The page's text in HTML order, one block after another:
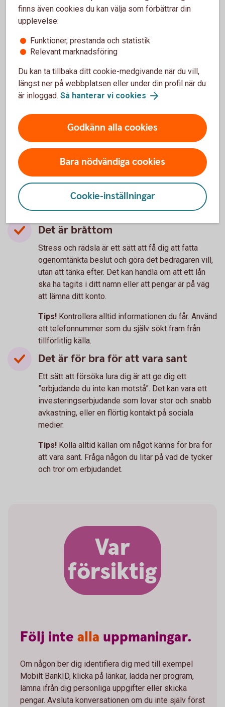
skyddadigmotbedragarna.
3 vanliga varningstecken på
bedrägerier
Oväntad kontakt
Oväntade kontakter som ser ut att komma från
välkända företag, myndigheter eller någon du
känner är ett vanligt försök att lura dig. Bedragare
använder falska avsändare för att skapa
trovärdighet och övertyga dig.
Agera aldrig snabbt, ta dig tid, tänk efter och
kontrollera avsändaren.
Det är bråttom
Stress och rädsla är ett sätt att få dig att fatta
ogenomtänkta beslut och göra det bedragaren vill,
utan att tänka efter. Det kan handla om att ett lån
ska ha tagits i ditt namn eller att pengar är på väg
att lämna ditt konto.
Tips! Kontrollera alltid informationen du får. Använd
ett telefonnummer som du själv sökt fram från
tillförlitlig källa.
Det är för bra för att vara sant
Ett sätt att försöka lura dig är att ge dig ett
”erbjudande du inte kan motstå”. Det kan vara ett
investeringserbjudande som lovar stor och snabb
avkastning, eller en flörtig kontakt på sociala
medier.
Tips! Kolla alltid källan om något känns för bra för
att vara sant. Fråga någon du litar på vad de tycker
och tror om erbjudandet.
Var
försiktig
Följ inte alla uppmaningar.
Om någon ber dig identifiera dig med till exempel
Mobilt BankID, klicka på länkar, ladda ner program,
lämna ifrån dig personliga uppgifter eller skicka
pengar. Avsluta konversationen om du inte själv först
finns även cookies du kan välja som förbättrar din
upplevelse:
Funktioner, prestanda och statistik
Relevant marknadsföring
Du kan ta tillbaka ditt cookie-medgivande när du vill,
längst ner på webbplatsen eller under din profil när du
är inloggad. Så hanterar vi cookies
Godkänn alla cookies
Bara nödvändiga cookies
Cookie-inställningar